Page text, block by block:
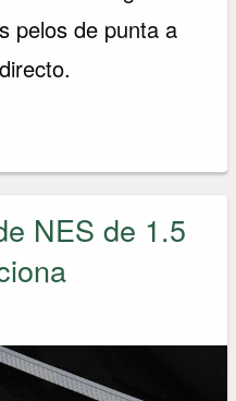
pelos de punta a
NES de 1.5